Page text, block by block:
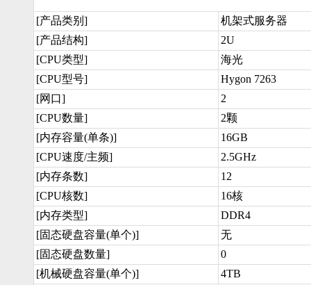
[产品类别]
机架式服务器
[产品结构]
2U
[CPU类型]
海光
[CPU型号]
Hygon 7263
[网口]
2
[CPU数量]
2颗
[内存容量(单条)]
16GB
[CPU速度/主频]
2.5GHz
[内存条数]
12
[CPU核数]
16核
[内存类型]
DDR4
[固态硬盘容量(单个)]
无
[固态硬盘数量]
0
[机械硬盘容量(单个)]
4TB